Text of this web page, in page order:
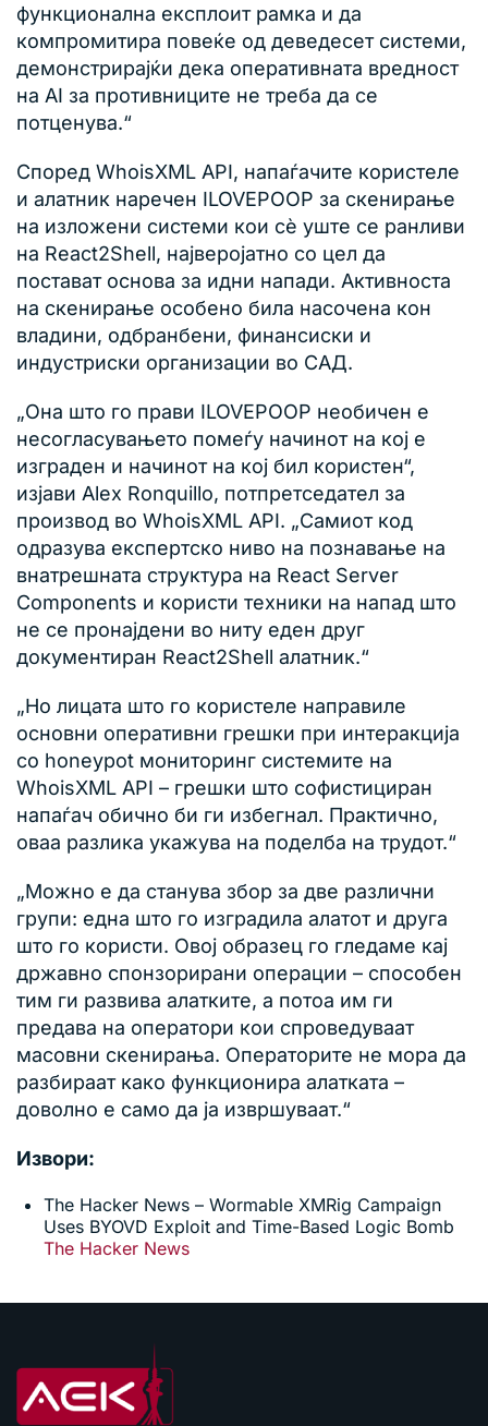
функционална експлоит рамка и да
компромитира повеќе од деведесет системи,
демонстрирајќи дека оперативната вредност
на AI за противниците не треба да се
потценува.“
Според WhoisXML API, напаѓачите користеле
и алатник наречен ILOVEPOOP за скенирање
на изложени системи кои сè уште се ранливи
на React2Shell, најверојатно со цел да
постават основа за идни напади. Активноста
на скенирање особено била насочена кон
владини, одбранбени, финансиски и
индустриски организации во САД.
„Она што го прави ILOVEPOOP необичен е
несогласувањето помеѓу начинот на кој е
изграден и начинот на кој бил користен“,
изјави Alex Ronquillo, потпретседател за
производ во WhoisXML API. „Самиот код
одразува експертско ниво на познавање на
внатрешната структура на React Server
Components и користи техники на напад што
не се пронајдени во ниту еден друг
документиран React2Shell алатник.“
„Но лицата што го користеле направиле
основни оперативни грешки при интеракција
со honeypot мониторинг системите на
WhoisXML API – грешки што софистициран
напаѓач обично би ги избегнал. Практично,
оваа разлика укажува на поделба на трудот.“
„Можно е да станува збор за две различни
групи: една што го изградила алатот и друга
што го користи. Овој образец го гледаме кај
државно спонзорирани операции – способен
тим ги развива алатките, а потоа им ги
предава на оператори кои спроведуваат
масовни скенирања. Операторите не мора да
разбираат како функционира алатката –
доволно е само да ја извршуваат.“
Извори:
The Hacker News – Wormable XMRig Campaign
Uses BYOVD Exploit and Time-Based Logic Bomb
The Hacker News